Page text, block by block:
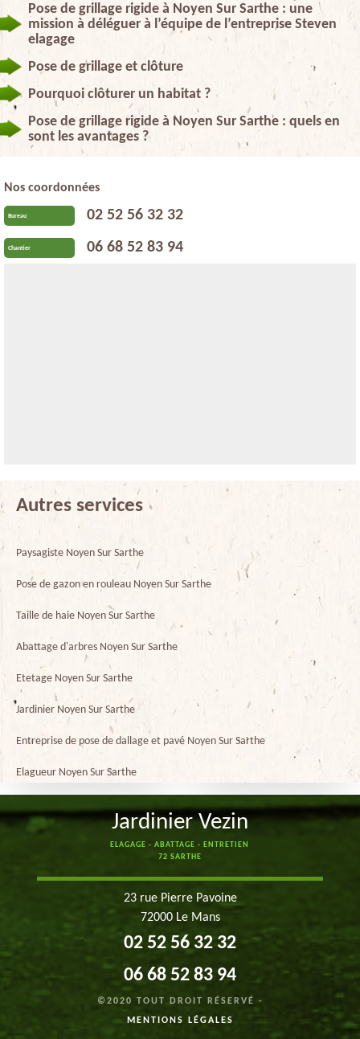
Pose de grillage rigide à Noyen Sur Sarthe : une
mission à déléguer à l’équipe de l’entreprise Steven
elagage
Pose de grillage et clôture
Pourquoi clôturer un habitat ?
Pose de grillage rigide à Noyen Sur Sarthe : quels en
sont les avantages ?
Nos coordonnées
Bureau 02 52 56 32 32
Chantier 06 68 52 83 94
Autres services
Paysagiste Noyen Sur Sarthe
Pose de gazon en rouleau Noyen Sur Sarthe
Taille de haie Noyen Sur Sarthe
Abattage d'arbres Noyen Sur Sarthe
Etetage Noyen Sur Sarthe
Jardinier Noyen Sur Sarthe
Entreprise de pose de dallage et pavé Noyen Sur Sarthe
Elagueur Noyen Sur Sarthe
Jardinier Vezin
ELAGAGE - ABATTAGE - ENTRETIEN
72 SARTHE
23 rue Pierre Pavoine
72000 Le Mans
02 52 56 32 32
06 68 52 83 94
©2020 TOUT DROIT RÉSERVÉ -
MENTIONS LÉGALES